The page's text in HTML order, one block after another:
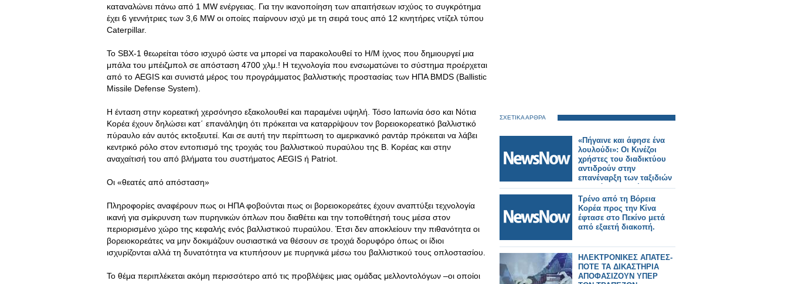
καταναλώνει πάνω από 1 MW ενέργειας. Για την ικανοποίηση των απαιτήσεων ισχύος το συγκρότημα
έχει 6 γεννήτριες των 3,6 MW οι οποίες παίρνουν ισχύ με τη σειρά τους από 12 κινητήρες ντίζελ τύπου
Caterpillar.
Το SBX-1 θεωρείται τόσο ισχυρό ώστε να μπορεί να παρακολουθεί το Η/Μ ίχνος που δημιουργεί μια
μπάλα του μπέιζμπολ σε απόσταση 4700 χλμ.! Η τεχνολογία που ενσωματώνει το σύστημα προέρχεται
από το AEGIS και συνιστά μέρος του προγράμματος βαλλιστικής προστασίας των ΗΠΑ BMDS (Ballistic
Missile Defense System).
Η ένταση στην κορεατική χερσόνησο εξακολουθεί και παραμένει υψηλή. Τόσο Ιαπωνία όσο και Νότια
Κορέα έχουν δηλώσει κατ΄ επανάληψη ότι πρόκειται να καταρρίψουν τον βορειοκορεατικό βαλλιστικό
πύραυλο εάν αυτός εκτοξευτεί. Και σε αυτή την περίπτωση το αμερικανικό ραντάρ πρόκειται να λάβει
κεντρικό ρόλο στον εντοπισμό της τροχιάς του βαλλιστικού πυραύλου της Β. Κορέας και στην
αναχαίτισή του από βλήματα του συστήματος AEGIS ή Patriot.
Οι «θεατές από απόσταση»
Πληροφορίες αναφέρουν πως οι ΗΠΑ φοβούνται πως οι βορειοκορεάτες έχουν αναπτύξει τεχνολογία
ικανή για σμίκρυνση των πυρηνικών όπλων που διαθέτει και την τοποθέτησή τους μέσα στον
περιορισμένο χώρο της κεφαλής ενός βαλλιστικού πυραύλου. Έτσι δεν αποκλείουν την πιθανότητα οι
βορειοκορεάτες να μην δοκιμάζουν ουσιαστικά να θέσουν σε τροχιά δορυφόρο όπως οι ίδιοι
ισχυρίζονται αλλά τη δυνατότητα να κτυπήσουν με πυρηνικά μέσω του βαλλιστικού τους οπλοστασίου.
Το θέμα περιπλέκεται ακόμη περισσότερο από τις προβλέψεις μιας ομάδας μελλοντολόγων –οι οποίοι
ΣΧΕΤΙΚΑ ΑΡΘΡΑ
«Πήγαινε και άφησε ένα
λουλούδι»: Οι Κινέζοι
χρήστες του διαδικτύου
αντιδρούν στην
επανέναρξη των ταξιδιών
στη Βόρεια Κορέα
Τρένο από τη Βόρεια
Κορέα προς την Κίνα
έφτασε στο Πεκίνο μετά
από εξαετή διακοπή.
ΗΛΕΚΤΡΟΝΙΚΕΣ ΑΠΑΤΕΣ-
ΠΟΤΕ ΤΑ ΔΙΚΑΣΤΗΡΙΑ
ΑΠΟΦΑΣΙΖΟΥΝ ΥΠΕΡ